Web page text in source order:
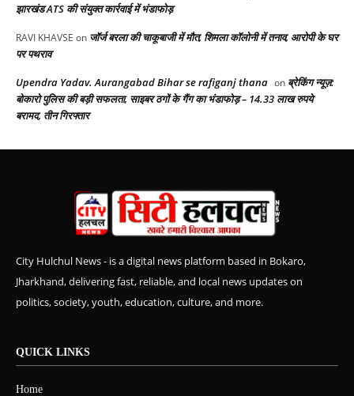
झारखंड ATS की संयुक्त कार्रवाई में भंडाफोड़
RAVI KHAVSE on जॉर्ज बरला की चाकूबाजी में मौत, शिमला कॉलोनी में तनाव, आरोपी के घर
पर पथराव
Upendra Yadav. Aurangabad Bihar se rafiganj thana on ब्रेकिंग न्यूज़:
बोकारो पुलिस की बड़ी सफलता, साइबर ठगों के गैंग का भंडाफोड़ – 14.33 लाख रुपये
बरामद, तीन गिरफ्तार
City Hulchul News - is a digital news platform based in Bokaro,
Jharkhand, delivering fast, reliable, and local news updates on
politics, society, youth, education, culture, and more.
QUICK LINKS
Home